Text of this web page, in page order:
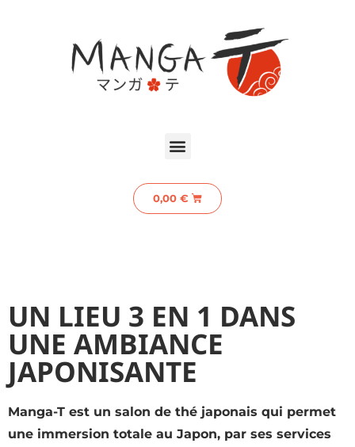
0,00€
UN LIEU 3 EN 1 DANS
UNE AMBIANCE
JAPONISANTE
Manga-T est un salon de thé japonais qui permet
une immersion totale au Japon, par ses services